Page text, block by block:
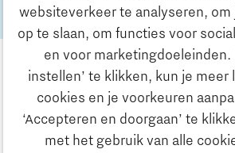
websiteverkeer te analyseren,
op te slaan, om functies voor
en voor marketingdoeleinden.
instellen’ te klikken, kun je meer
cookies en je voorkeuren
‘Accepteren en doorgaan’ te
met het gebruik van alle